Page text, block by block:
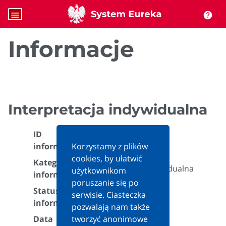
menu help
Informacje
Interpretacja indywidualna
ID
informacji:
Kategoria
informacji:
Interpretacja indywidualna
Status
informacji:
Aktualna
Data
Korzystamy z plików
cookies, by ułatwić
użytkownikom
poruszanie się po
serwisie. Ciasteczka
pozwalają nam także
tworzyć anonimowe